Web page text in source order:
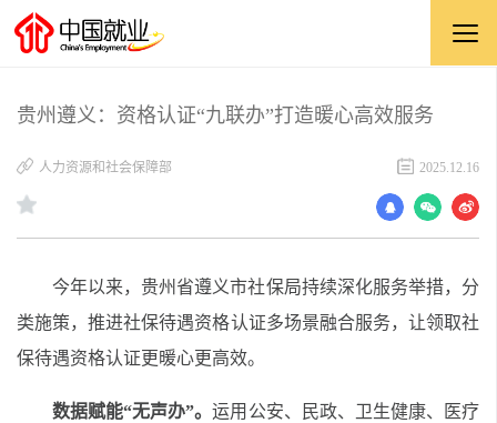
贵州遵义：资格认证“九联办”打造暖心高效服务
人力资源和社会保障部 2025.12.16
今年以来， 贵州省遵义市社保局持续深化服务举措，分
类施策，推进社保待遇资格认证多场景融合服务，让领取社
保待遇资格认证更暖心更高效。
数据赋能“无声办”。运用公安、民政、卫生健康、医疗